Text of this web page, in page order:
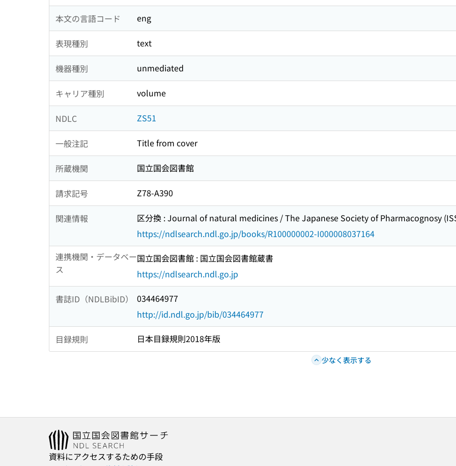
本文の言語コード eng
表現種別 text
機器種別 unmediated
キャリア種別 volume
NDLC ZS51
一般注記 Title from cover
所蔵機関 国立国会図書館
請求記号 Z78-A390
関連情報
区分換 : Journal of natural medicines / The Japanese Society of Pharmacognosy
https://ndlsearch.ndl.go.jp/books/R100000002-I000008037164
連携機関・データベー
ス
国立国会図書館 : 国立国会図書館蔵書
https://ndlsearch.ndl.go.jp
書誌ID（NDLBibID）
034464977
http://id.ndl.go.jp/bib/034464977
目録規則 日本目録規則2018年版
少なく表示する
資料にアクセスするための手段